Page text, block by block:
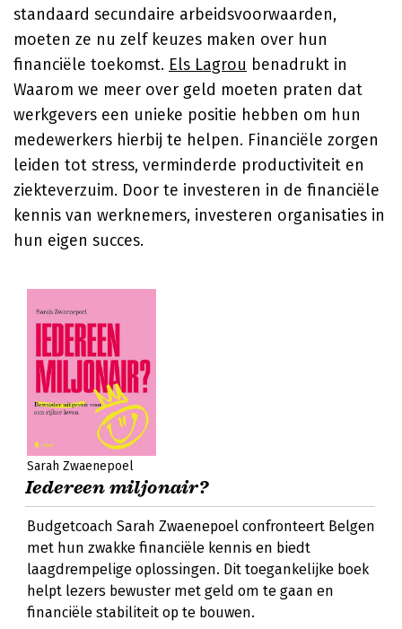
standaard secundaire arbeidsvoorwaarden,
moeten ze nu zelf keuzes maken over hun
financiële toekomst. Els Lagrou benadrukt in
Waarom we meer over geld moeten praten dat
werkgevers een unieke positie hebben om hun
medewerkers hierbij te helpen. Financiële zorgen
leiden tot stress, verminderde productiviteit en
ziekteverzuim. Door te investeren in de financiële
kennis van werknemers, investeren organisaties in
hun eigen succes.
Sarah Zwaenepoel
Iedereen miljonair?
Budgetcoach Sarah Zwaenepoel confronteert Belgen
met hun zwakke financiële kennis en biedt
laagdrempelige oplossingen. Dit toegankelijke boek
helpt lezers bewuster met geld om te gaan en
financiële stabiliteit op te bouwen.